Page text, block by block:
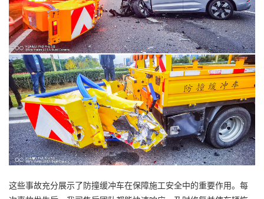
这些事故充分展示了防撞缓冲车在保障施工安全中的重要作用。每